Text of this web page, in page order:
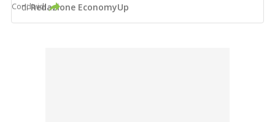
diRedazione EconomyUp
Condividi